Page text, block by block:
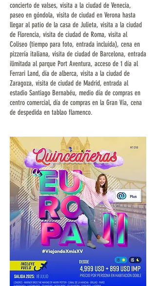
concierto de valses, visita a la ciudad de Venecia,
paseo en góndola, visita de ciudad en Verona hasta
llegar al patio de la casa de Julieta, visita a la ciudad
de Florencia, visita de ciudad de Roma, visita al
Coliseo (tiempo para foto, entrada incluida), cena en
pizzería italiana, visita de ciudad de Barcelona, entrada
ilimitada al parque Port Aventura, acceso de 1 día al
Ferrari Land, día de alberca, visita a la ciudad de
Zaragoza, visita de ciudad de Madrid, entrada al
estadio Santiago Bernabéu, medio día de compras en
centro comercial, día de compras en la Gran Vía, cena
de despedida en tablao flamenco.